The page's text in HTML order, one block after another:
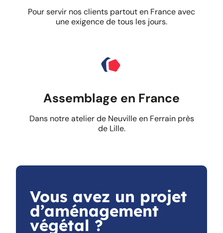
Pour servir nos clients partout en France avec
une exigence de tous les jours.
Assemblage en France
Dans notre atelier de Neuville en Ferrain près
de Lille.
Vous avez un projet
d’aménagement
végétal ?